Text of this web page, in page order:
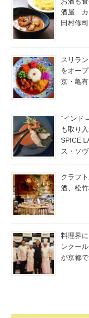
酒屋 カ
田村修
スリラ
をオー
京・亀
“インド
も取り
SPICE
ス・ソ
クラフ
酒、松竹
料理界
ンクー
が京都